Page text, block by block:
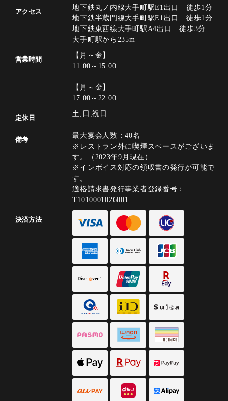
アクセス
地下鉄丸ノ内線大手町駅E1出口 徒歩1分
地下鉄半蔵門線大手町駅E1出口 徒歩1分
地下鉄東西線大手町駅A4出口 徒歩3分
大手町駅から235m
営業時間
【月～金】
11:00～15:00
【月～金】
17:00～22:00
定休日
土,日,祝日
備考
最大宴会人数：40名
※レストラン外に喫煙スペースがございま
す。（2023年9月現在）
※インボイス対応の領収書の発行が可能で
す。
適格請求書発行事業者登録番号：
T1010001026001
決済方法